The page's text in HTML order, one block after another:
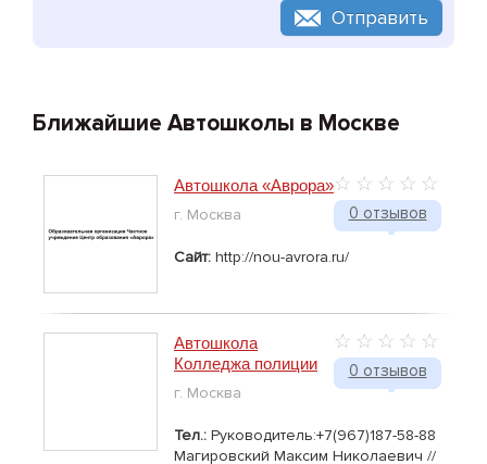
Отправить
Ближайшие Автошколы в Москве
0 отзывов
Автошкола «Аврора»
г. Москва
Сайт: http://nou-avrora.ru/
0 отзывов
Автошкола
Колледжа полиции
г. Москва
Тел.: Руководитель:+7(967)187-58-88
Магировский Максим Николаевич //